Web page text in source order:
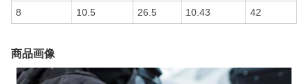
8 10.5 26.5 10.43 42
商品画像